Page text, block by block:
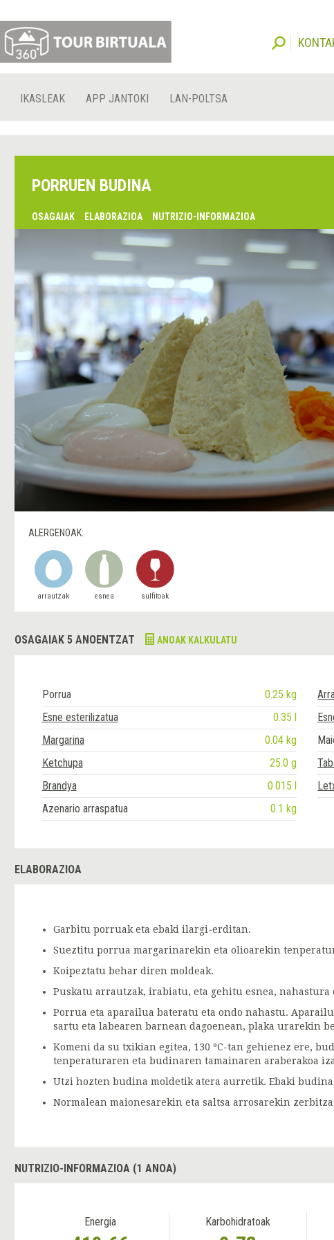
IKASLEAK APP JANTOKI LAN-POLTSA
PORRUEN BUDINA
OSAGAIAK ELABORAZIOA NUTRIZIO-INFORMAZIOA
ALERGENOAK:
arrautzak esnea sulfitoak
OSAGAIAK 5 ANOENTZAT ANOAK KALKULATU
Porrua 0.25 kg
Esne esterilizatua
0.35 l
Margarina
0.04 kg
Ketchupa
25.0 g
Brandya
0.015 l
Azenario arraspatua
0.1 kg
ELABORAZIOA
Garbitu porruak eta ebaki ilargi-erditan.
Sueztitu porrua margarinarekin eta olioarekin
Koipeztatu behar diren moldeak.
Puskatu arrautzak, irabiatu, eta gehitu esnea, nahastura
Porrua eta aparailua bateratu eta ondo nahastu.
sartu eta labearen barnean dagoenean, plaka urarekin
Komeni da su txikian egitea, 130 ºC-tan gehienez ere,
tenperaturaren eta budinaren tamainaren araberakoa
Utzi hozten budina moldetik atera aurretik. Ebaki
Normalean maionesarekin eta saltsa arrosarekin
NUTRIZIO-INFORMAZIOA (1 ANOA)
Energia Karbohidratoak